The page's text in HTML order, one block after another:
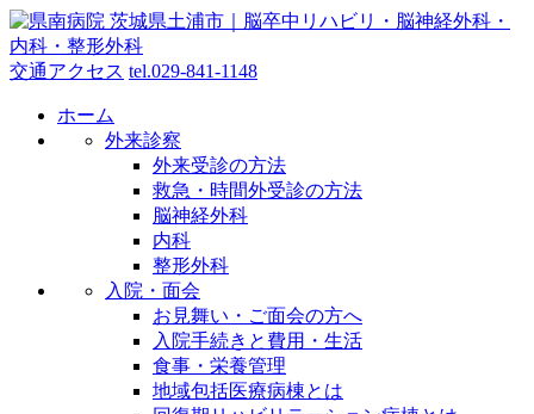
交通アクセス tel.029-841-1148
ホーム
外来診察
外来受診の方法
救急・時間外受診の方法
脳神経外科
内科
整形外科
入院・面会
お見舞い・ご面会の方へ
入院手続きと費用・生活
食事・栄養管理
地域包括医療病棟とは